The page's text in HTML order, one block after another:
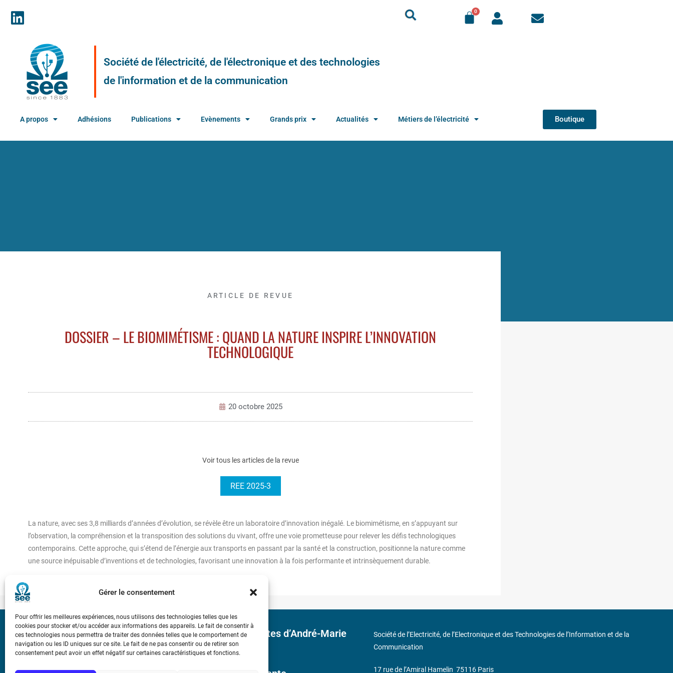
Gérer le consentement
Pour offrir les meilleures expériences, nous utilisons des technologies telles que les
cookies pour stocker et/ou accéder aux informations des appareils. Le fait de consentir à
ces technologies nous permettra de traiter des données telles que le comportement de
navigation ou les ID uniques sur ce site. Le fait de ne pas consentir ou de retirer son
consentement peut avoir un effet négatif sur certaines caractéristiques et fonctions.
Société de l'électricité, de l'électronique et des technologies
de l'information et de la communication
A propos Adhésions Publications Evènements Grands prix Actualités Métiers de l’électricité Boutique
ARTICLE DE REVUE
DOSSIER – LE BIOMIMÉTISME : QUAND LA NATURE INSPIRE L’INNOVATION
TECHNOLOGIQUE
20 octobre 2025
Voir tous les articles de la revue
REE 2025-3
La nature, avec ses 3,8 milliards d’années d’évolution, se révèle être un laboratoire d’innovation inégalé. Le biomimétisme, en s’appuyant sur
l’observation, la compréhension et la transposition des solutions du vivant, offre une voie prometteuse pour relever les défis technologiques
contemporains. Cette approche, qui s’étend de l’énergie aux transports en passant par la santé et la construction, positionne la nature comme
une source inépuisable d’inventions et de technologies, favorisant une innovation à la fois performante et intrinsèquement durable.
Bicentenaire des découvertes d’André-Marie
Ampère
Société de l’Electricité, de l’Electronique et des Technologies de l’Information et de la
Communication
17 rue de l’Amiral Hamelin 75116 Paris